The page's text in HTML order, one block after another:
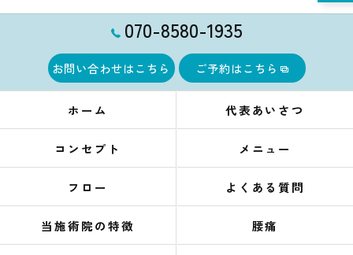
070-8580-1935
お問い合わせはこちら ご予約はこちら
ホーム 代表あいさつ
コンセプト メニュー
フロー よくある質問
当施術院の特徴 腰痛